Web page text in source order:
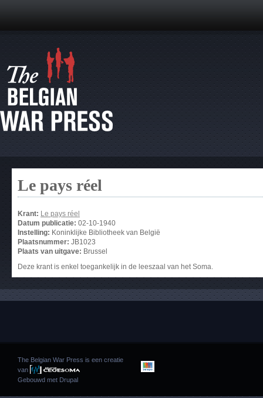
Le pays réel
Krant: Le pays réel
Datum publicatie: 02-10-1940
Instelling: Koninklijke Bibliotheek van België
Plaatsnummer: JB1023
Plaats van uitgave: Brussel
Deze krant is enkel toegankelijk in de leeszaal van het Soma.
The Belgian War Press is een creatie
van
Gebouwd met Drupal